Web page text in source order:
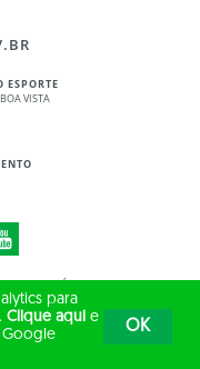
ESPORTE
VISTA
DO CEARÁ
para
Clique aqui e
Google
OK